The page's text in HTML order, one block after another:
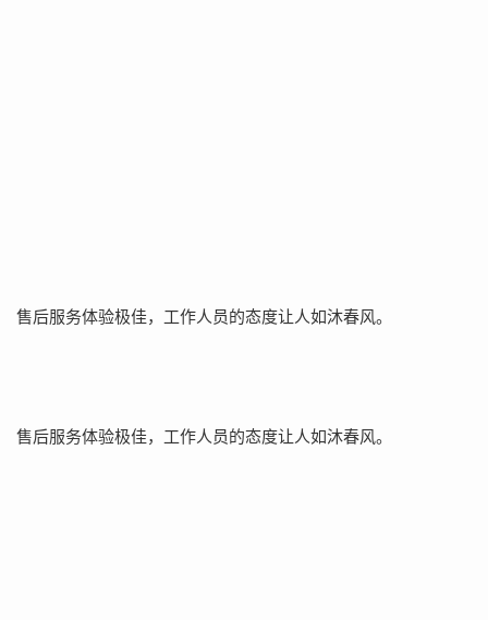
售后服务体验极佳，工作人员的态度让人如沐春风。
售后服务体验极佳，工作人员的态度让人如沐春风。